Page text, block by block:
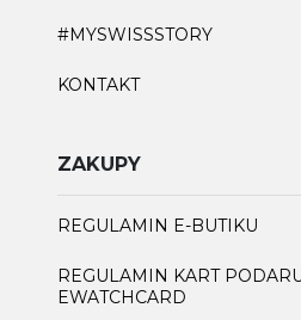
#MYSWISSSTORY
KONTAKT
ZAKUPY
REGULAMIN E-BUTIKU
REGULAMIN KART
EWATCHCARD